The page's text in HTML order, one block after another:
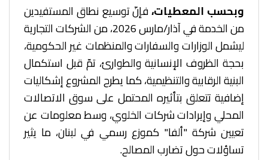
وبحسب المعطيات،فإنّ توسيع نطاق المستفيدين
من الخدمة في آذار/مارس 2026، من الشركات التجارية
ليشمل الوزارات والسفارات والمنظمات غير الحكومية،
بحجة الظروف الإنسانية والطوارئ، تمّ قبل استكمال
البنية الرقابية والتنظيمية، كما يطرح المشروع إشكاليات
إضافية تتعلق بتأثيره المحتمل على سوق الاتصالات
المحلي وإيرادات شركات الخلوي، وسط معلومات عن
تعيين شركة "ألفا" كموزع رسمي في لبنان، ما يثير
تساؤلات حول تضارب المصالح.